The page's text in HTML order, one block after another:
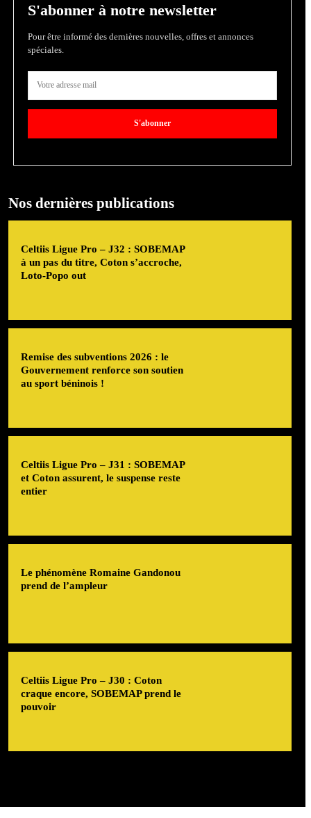
S'abonner à notre newsletter
Pour être informé des dernières nouvelles, offres et annonces
spéciales.
S'abonner
Nos dernières publications
Celtiis Ligue Pro – J32 : SOBEMAP
à un pas du titre, Coton s’accroche,
Loto-Popo out
Remise des subventions 2026 : le
Gouvernement renforce son soutien
au sport béninois !
Celtiis Ligue Pro – J31 : SOBEMAP
et Coton assurent, le suspense reste
entier
Le phénomène Romaine Gandonou
prend de l’ampleur
Celtiis Ligue Pro – J30 : Coton
craque encore, SOBEMAP prend le
pouvoir